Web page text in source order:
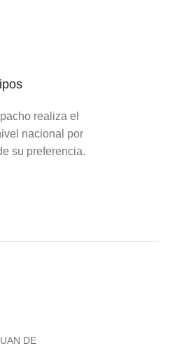
realiza el
nacional por
su preferencia.
DE